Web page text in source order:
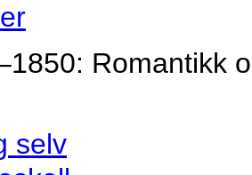
Romantikk
selv